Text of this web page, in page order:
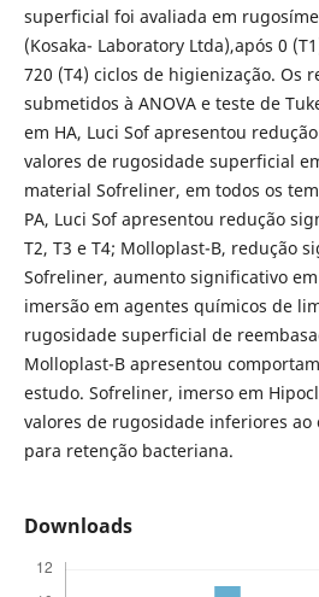
superficial foi avaliada em
(Kosaka- Laboratory Ltda),após 0
720 (T4) ciclos de higienização. Os
submetidos à ANOVA e teste de
em HA, Luci Sof apresentou
valores de rugosidade superficial
material Sofreliner, em todos os
PA, Luci Sof apresentou redução
T2, T3 e T4; Molloplast-B, redução
Sofreliner, aumento significativo
imersão em agentes químicos de
rugosidade superficial de
Molloplast-B apresentou
estudo. Sofreliner, imerso em
valores de rugosidade inferiores
para retenção bacteriana.
Downloads